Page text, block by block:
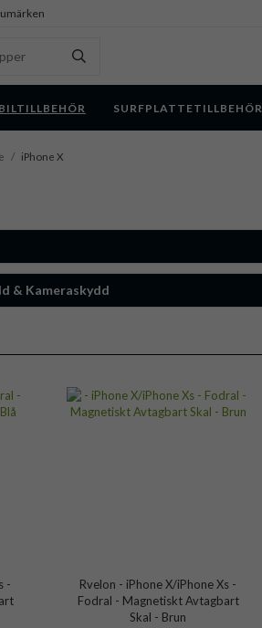
SURFPLATTETILLBEHÖR
/ iPhone X
& Kameraskydd
-
Rvelon - iPhone X/iPhone Xs -
Fodral - Magnetiskt Avtagbart
Skal - Brun